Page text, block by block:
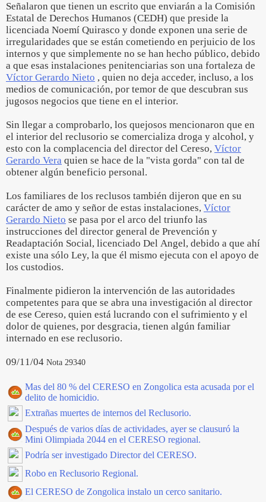
Señalaron que tienen un escrito que enviarán a la Comisión
Estatal de Derechos Humanos (CEDH) que preside la
licenciada Noemí Quirasco y donde exponen una serie de
irregularidades que se están cometiendo en perjuicio de los
internos y que simplemente no se han hecho público, debido
a que esas instalaciones penitenciarias son una fortaleza de
Víctor Gerardo Nieto , quien no deja acceder, incluso, a los
medios de comunicación, por temor de que descubran sus
jugosos negocios que tiene en el interior.
Sin llegar a comprobarlo, los quejosos mencionaron que en
el interior del reclusorio se comercializa droga y alcohol, y
esto con la complacencia del director del Cereso, Víctor
Gerardo Vera quien se hace de la "vista gorda" con tal de
obtener algún beneficio personal.
Los familiares de los reclusos también dijeron que en su
carácter de amo y señor de estas instalaciones, Víctor
Gerardo Nieto se pasa por el arco del triunfo las
instrucciones del director general de Prevención y
Readaptación Social, licenciado Del Angel, debido a que ahí
existe una sólo Ley, la que él mismo ejecuta con el apoyo de
los custodios.
Finalmente pidieron la intervención de las autoridades
competentes para que se abra una investigación al director
de ese Cereso, quien está lucrando con el sufrimiento y el
dolor de quienes, por desgracia, tienen algún familiar
internado en ese reclusorio.
09/11/04 Nota 29340
Mas del 80 % del CERESO en Zongolica esta acusada por el
delito de homicidio.
Extrañas muertes de internos del Reclusorio.
Después de varios días de actividades, ayer se clausuró la
Mini Olimpiada 2044 en el CERESO regional.
Podría ser investigado Director del CERESO.
Robo en Reclusorio Regional.
El CERESO de Zongolica instalo un cerco sanitario.